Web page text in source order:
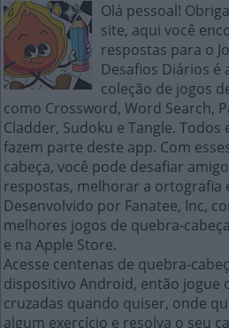
Olá pessoal!
site, aqui você
respostas para o
Desafios Diários é
coleção de jogos
como Crossword, Word Search,
Cladder, Sudoku e Tangle. Todos
fazem parte deste app. Com
cabeça, você pode desafiar
respostas, melhorar a ortografia
Desenvolvido por Fanatee, Inc,
melhores jogos de quebra-
e na Apple Store.
Acesse centenas de quebra-
dispositivo Android, então jogue
cruzadas quando quiser, onde
algum exercício e resolva o seu